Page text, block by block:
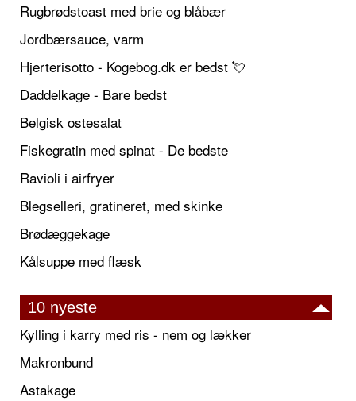
Rugbrødstoast med brie og blåbær
Jordbærsauce, varm
Hjerterisotto - Kogebog.dk er bedst 💘
Daddelkage - Bare bedst
Belgisk ostesalat
Fiskegratin med spinat - De bedste
Ravioli i airfryer
Blegselleri, gratineret, med skinke
Brødæggekage
Kålsuppe med flæsk
10 nyeste
Kylling i karry med ris - nem og lækker
Makronbund
Astakage